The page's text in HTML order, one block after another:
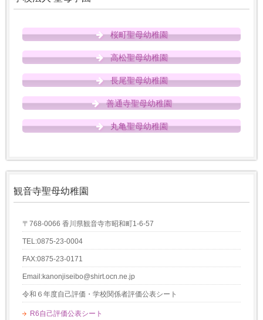
桜町聖母幼稚園
高松聖母幼稚園
長尾聖母幼稚園
善通寺聖母幼稚園
丸亀聖母幼稚園
観音寺聖母幼稚園
〒768-0066 香川県観音寺市昭和町1-6-57
TEL:0875-23-0004
FAX:0875-23-0171
Email:kanonjiseibo@shirt.ocn.ne.jp
令和６年度自己評価・学校関係者評価公表シート
R6自己評価公表シート